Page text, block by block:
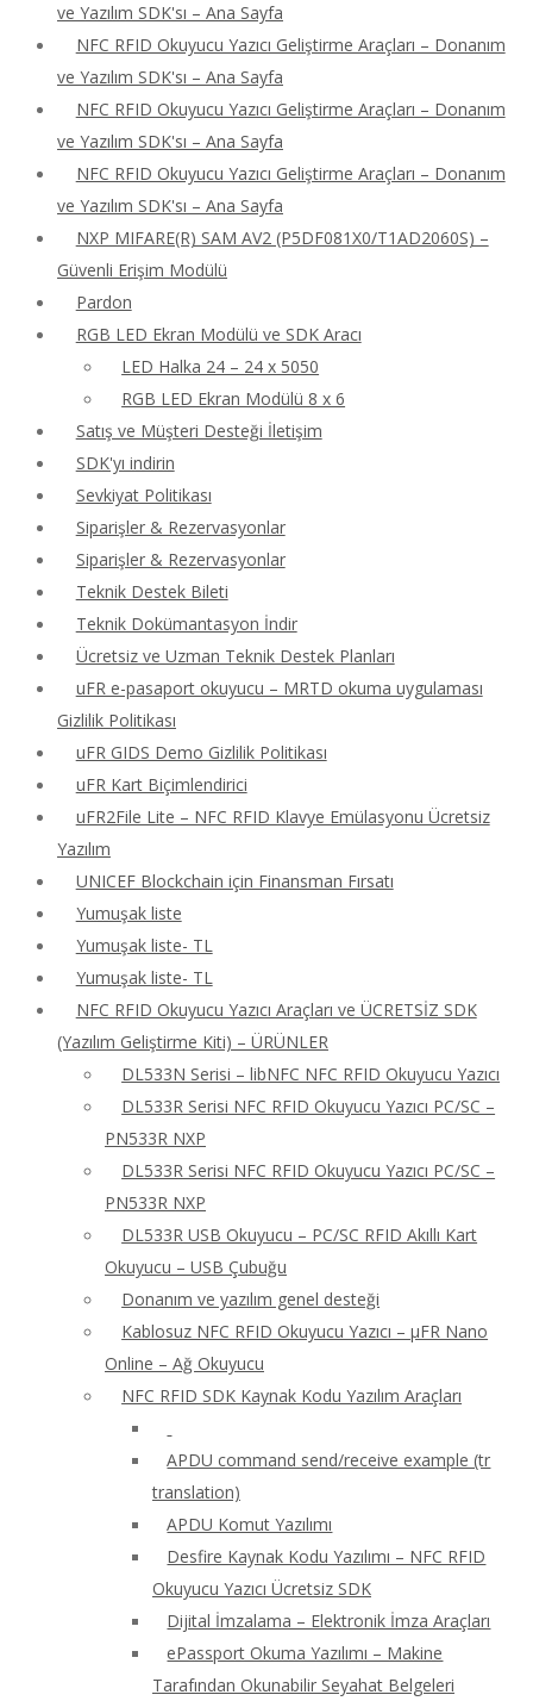
ve Yazılım SDK'sı – Ana Sayfa
NFC RFID Okuyucu Yazıcı Geliştirme Araçları – Donanım
ve Yazılım SDK'sı – Ana Sayfa
NFC RFID Okuyucu Yazıcı Geliştirme Araçları – Donanım
ve Yazılım SDK'sı – Ana Sayfa
NFC RFID Okuyucu Yazıcı Geliştirme Araçları – Donanım
ve Yazılım SDK'sı – Ana Sayfa
NXP MIFARE(R) SAM AV2 (P5DF081X0/T1AD2060S) –
Güvenli Erişim Modülü
Pardon
RGB LED Ekran Modülü ve SDK Aracı
LED Halka 24 – 24 x 5050
RGB LED Ekran Modülü 8 x 6
Satış ve Müşteri Desteği İletişim
SDK'yı indirin
Sevkiyat Politikası
Siparişler & Rezervasyonlar
Siparişler & Rezervasyonlar
Teknik Destek Bileti
Teknik Dokümantasyon İndir
Ücretsiz ve Uzman Teknik Destek Planları
uFR e-pasaport okuyucu – MRTD okuma uygulaması
Gizlilik Politikası
uFR GIDS Demo Gizlilik Politikası
uFR Kart Biçimlendirici
uFR2File Lite – NFC RFID Klavye Emülasyonu Ücretsiz
Yazılım
UNICEF Blockchain için Finansman Fırsatı
Yumuşak liste
Yumuşak liste- TL
Yumuşak liste- TL
NFC RFID Okuyucu Yazıcı Araçları ve ÜCRETSİZ SDK
(Yazılım Geliştirme Kiti) – ÜRÜNLER
DL533N Serisi – libNFC NFC RFID Okuyucu Yazıcı
DL533R Serisi NFC RFID Okuyucu Yazıcı PC/SC –
PN533R NXP
DL533R Serisi NFC RFID Okuyucu Yazıcı PC/SC –
PN533R NXP
DL533R USB Okuyucu – PC/SC RFID Akıllı Kart
Okuyucu – USB Çubuğu
Donanım ve yazılım genel desteği
Kablosuz NFC RFID Okuyucu Yazıcı – μFR Nano
Online – Ağ Okuyucu
NFC RFID SDK Kaynak Kodu Yazılım Araçları
APDU command send/receive example (tr
translation)
APDU Komut Yazılımı
Desfire Kaynak Kodu Yazılımı – NFC RFID
Okuyucu Yazıcı Ücretsiz SDK
Dijital İmzalama – Elektronik İmza Araçları
ePassport Okuma Yazılımı – Makine
Tarafından Okunabilir Seyahat Belgeleri